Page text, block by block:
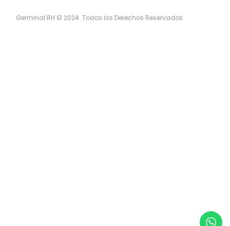
Germinal RH © 2024. Todos los Derechos Reservados